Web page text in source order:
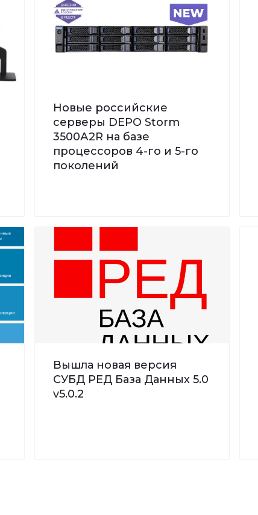
Новые российские
серверы DEPO Storm
3500А2R на базе
процессоров 4-го и 5-го
поколений
Вышла новая версия
СУБД РЕД База Данных 5.0
v5.0.2